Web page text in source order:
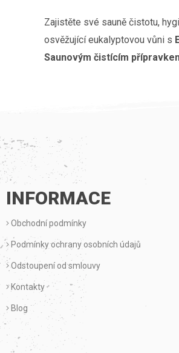
Zajistěte své sauně čistotu,
osvěžující eukalyptovou vůni s
Saunovým čistícím
Z
Á
P
T
Í
INFORMACE
Obchodní podmínky
Podmínky ochrany osobních údajů
Odstoupení od smlouvy
Kontakty
Blog